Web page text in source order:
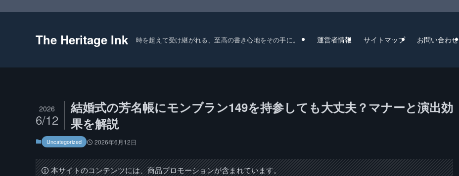
The Heritage Ink 時を超えて受け継がれる、至高の書き心地をその手に。 運営者情報 サイトマップ お問い合わせ
結婚式の芳名帳にモンブラン149を持参しても大丈夫？マナーと演出効
果を解説
2026
6/12
Uncategorized 2026年6月12日
本サイトのコンテンツには、商品プロモーションが含まれています。